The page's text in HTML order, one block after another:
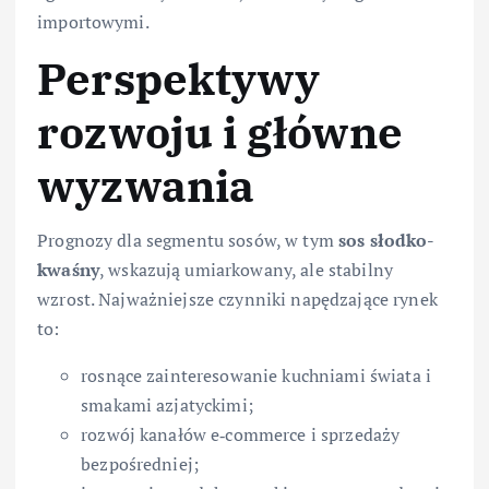
importowymi.
Perspektywy
rozwoju i główne
wyzwania
Prognozy dla segmentu sosów, w tymsos słodko-
kwaśny, wskazują umiarkowany, ale stabilny
wzrost. Najważniejsze czynniki napędzające rynek
to:
rosnące zainteresowanie kuchniami świata i
smakami azjatyckimi;
rozwój kanałów e‑commerce i sprzedaży
bezpośredniej;